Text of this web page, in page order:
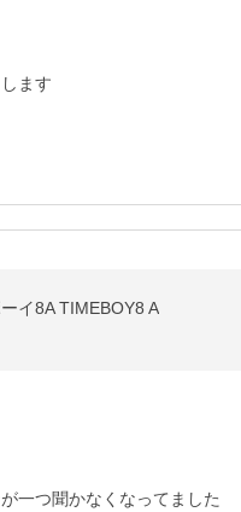
ます
イ8A TIMEBOY8 A
一つ聞かなくなってました